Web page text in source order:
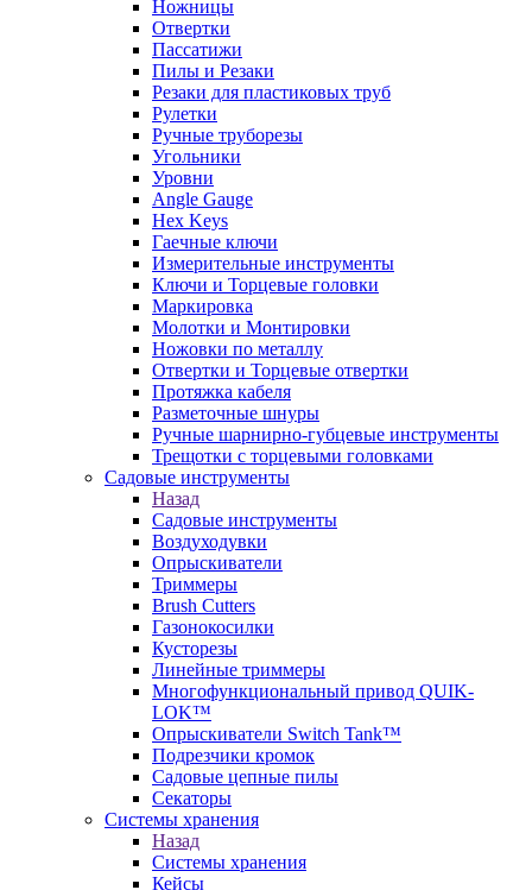
Ножницы
Отвертки
Пассатижи
Пилы и Резаки
Резаки для пластиковых труб
Рулетки
Ручные труборезы
Угольники
Уровни
Angle Gauge
Hex Keys
Гаечные ключи
Измерительные инструменты
Ключи и Торцевые головки
Маркировка
Молотки и Монтировки
Ножовки по металлу
Отвертки и Торцевые отвертки
Протяжка кабеля
Разметочные шнуры
Ручные шарнирно-губцевые инструменты
Трещотки с торцевыми головками
Садовые инструменты
Назад
Садовые инструменты
Воздуходувки
Опрыскиватели
Триммеры
Brush Cutters
Газонокосилки
Кусторезы
Линейные триммеры
Многофункциональный привод QUIK-
LOK™
Опрыскиватели Switch Tank™
Подрезчики кромок
Садовые цепные пилы
Секаторы
Системы хранения
Назад
Системы хранения
Кейсы